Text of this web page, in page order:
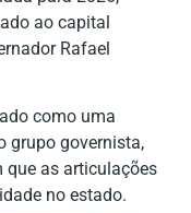
ao capital
Rafael
como uma
grupo governista,
que as articulações
no estado.